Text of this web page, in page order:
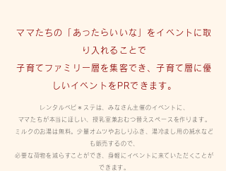
ママたちの「あったらいいな」をイベントに取
り入れることで
子育てファミリー層を集客でき、子育て層に優
しいイベントをPRできます。​
レンタルベビ＊ステは、みなさん主催のイベントに、
ママたちが本当にほしい、授乳室兼おむつ替えスペースを作ります。
ミルクのお湯は無料。少量オムツやおしりふき、湯冷まし用の純水など
も販売するので、
必要な荷物を減らすことができ、身軽にイベントに来ていただくことが
できます。